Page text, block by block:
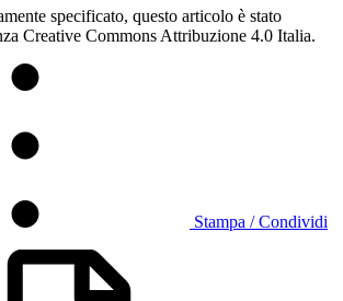
specificato, questo articolo è stato
Creative Commons Attribuzione 4.0 Italia.
Stampa / Condividi